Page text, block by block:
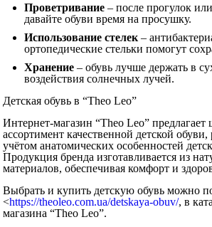
Проветривание – после прогулок
давайте обуви время на просушку.
Использование стелек –
ортопедические стельки помогут
Хранение – обувь лучше держать в
воздействия солнечных лучей.
Детская обувь в “Theo Leo”
Интернет-магазин “Theo Leo”
ассортимент качественной детской обуви,
учётом анатомических особенностей
Продукция бренда изготавливается из
материалов, обеспечивая комфорт и
Выбрать и купить детскую обувь можно
<https://theoleo.com.ua/detskaya-obuv/, в
магазина “Theo Leo”.